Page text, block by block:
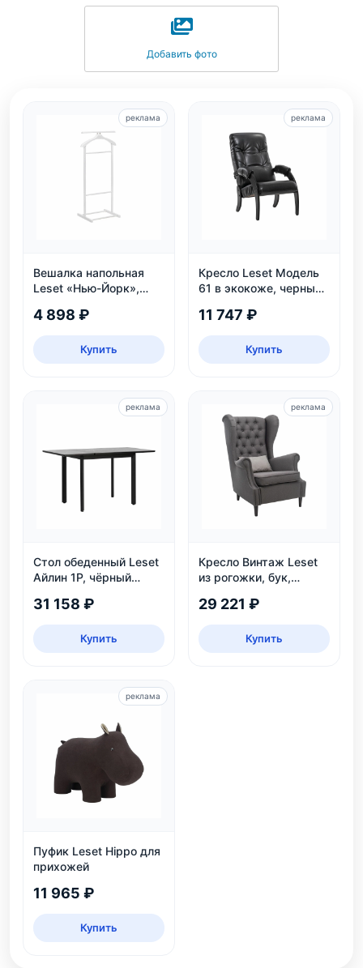
Добавить фото
Вешалка напольная
Leset «Нью-Йорк»,
4 898 ₽
Купить
реклама
Кресло Leset Модель
61 в экокоже, черный
дачи
11 747 ₽
Купить
реклама
Стол обеденный Leset
Айлин 1Р, чёрный
31 158 ₽
Купить
реклама
Кресло Винтаж Leset
из рогожки, бук,
интернет-магазине
29 221 ₽
Купить
реклама
Пуфик Leset Hippo для
прихожей
11 965 ₽
Купить
реклама